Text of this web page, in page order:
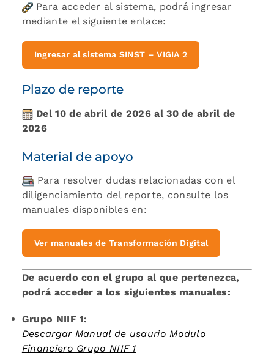
Para acceder al sistema, podrá ingresar
mediante el siguiente enlace:
Ingresar al sistema SINST – VIGIA 2
Plazo de reporte
Del 10 de abril de 2026 al 30 de abril de
2026
Material de apoyo
Para resolver dudas relacionadas con el
diligenciamiento del reporte, consulte los
manuales disponibles en:
Ver manuales de Transformación Digital
De acuerdo con el grupo al que pertenezca,
podrá acceder a los siguientes manuales:
Grupo NIIF 1:
Descargar Manual de usaurio Modulo
Financiero Grupo NIIF 1